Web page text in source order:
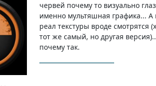
червей почему то визуально
именно мультяшная графика... А
реал текстуры вроде смотрятся
тот же самый, но другая
почему так.